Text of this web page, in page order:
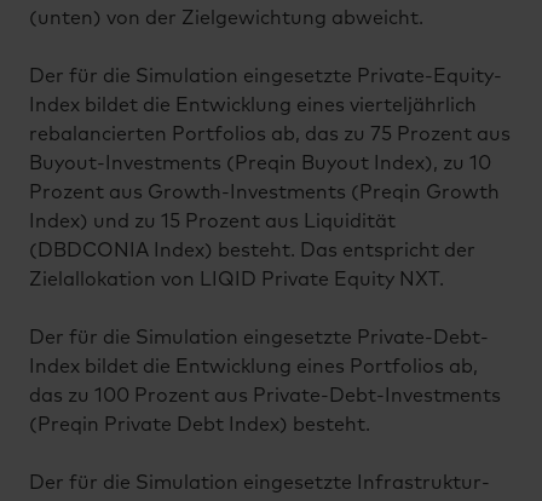
(unten) von der Zielgewichtung abweicht.
Der für die Simulation eingesetzte Private-Equity-
Index bildet die Entwicklung eines vierteljährlich
rebalancierten Portfolios ab, das zu 75 Prozent aus
Buyout-Investments (Preqin Buyout Index), zu 10
Prozent aus Growth-Investments (Preqin Growth
Index) und zu 15 Prozent aus Liquidität
(DBDCONIA Index) besteht. Das entspricht der
Zielallokation von LIQID Private Equity NXT.
Der für die Simulation eingesetzte Private-Debt-
Index bildet die Entwicklung eines Portfolios ab,
das zu 100 Prozent aus Private-Debt-Investments
(Preqin Private Debt Index) besteht.
Der für die Simulation eingesetzte Infrastruktur-